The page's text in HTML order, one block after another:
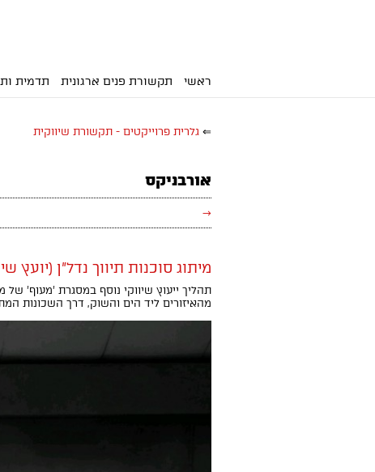
ראשי תקשורת פנים ארגונית תדמית
⇐ גלרית פרוייקטים - תקשורת שיווקית
אורבניקס
→
מיתוג סוכנות תיווך נדל"ן (יועץ
מהאיזורים ליד הים והשוק, דרך השכונות